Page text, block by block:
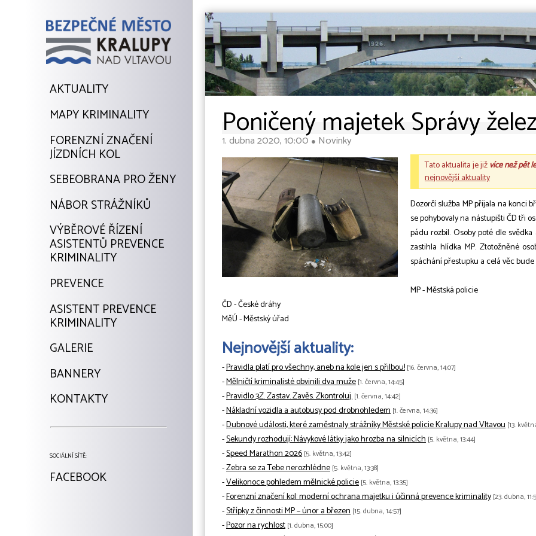
AKTUALITY
MAPY KRIMINALITY
FORENZNÍ ZNAČENÍ
JÍZDNÍCH KOL
SEBEOBRANA PRO ŽENY
NÁBOR STRÁŽNÍKŮ
VÝBĚROVÉ ŘÍZENÍ
ASISTENTŮ PREVENCE
KRIMINALITY
PREVENCE
ASISTENT PREVENCE
KRIMINALITY
GALERIE
BANNERY
KONTAKTY
SOCIÁLNÍ SÍTĚ:
FACEBOOK
Poničený majetek Správy
1. dubna 2020, 10:00 ● Novinky
Tato aktualita je jižvíce než pět
nejnovější aktuality
Dozorčí služba MP přijala na konci
se pohybovaly na nástupišti ČD tři
pádu rozbil. Osoby poté dle
zastihla hlídka MP. Ztotožněné
spáchání přestupku a celá věc
MP - Městská policie
ČD - České dráhy
MěÚ - Městský úřad
Nejnovější aktuality:
-Pravidla platí pro všechny, aneb na kole jen s přilbou! [16. června, 14:07]
-Mělničtí kriminalisté obvinili dva muže [1. června, 14:45]
-Pravidlo 3Z. Zastav. Zavěs. Zkontroluj. [1. června, 14:42]
-Nákladní vozidla a autobusy pod drobnohledem [1. června, 14:36]
-Dubnové události, které zaměstnaly strážníky Městské policie Kralupy nad Vltavou [13.
-Sekundy rozhodují: Návykové látky jako hrozba na silnicích [5. května, 13:44]
-Speed Marathon 2026 [5. května, 13:42]
-Zebra se za Tebe nerozhlédne [5. května, 13:38]
-Velikonoce pohledem mělnické policie [5. května, 13:35]
-Forenzní značení kol: moderní ochrana majetku i účinná prevence kriminality [23. dubna,
-Střípky z činnosti MP – únor a březen [15. dubna, 14:57]
-Pozor na rychlost [1. dubna, 15:00]